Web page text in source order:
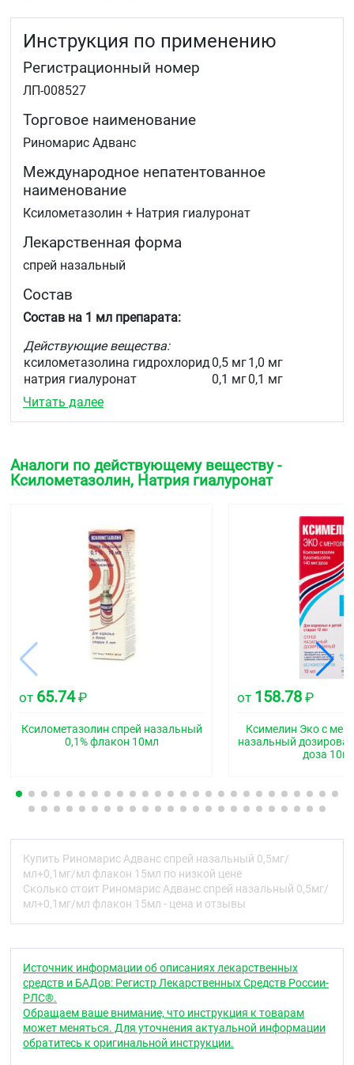
Инструкция по применению
Регистрационный номер
ЛП-008527
Торговое наименование
Риномарис Адванс
Международное непатентованное
наименование
Ксилометазолин + Натрия гиалуронат
Лекарственная форма
спрей назальный
Состав
Состав на 1 мл препарата:
Действующие вещества:
ксилометазолина гидрохлорид0,5 мг1,0 мг
натрия гиалуронат
0,1 мг0,1 мг
Вспомогательные вещества:
очищенная, калия дигидрофосфат, вода
очищенная.
Прозрачный бесцветный раствор.
Противоконгестивное средство - альфа-
адреномиметик
Фармакологические свойства
Фармакодинамика
Ксилометазолин
сосудосуживающих средств (деконгестантов) с
альфа-адреномиметической активностью,
оболочки носа, устраняя, таким образом, отёк и
гиперемию слизистой оболочки полости носа,
восстанавливает проходимость носовых ходов и
Натрия гиалуронат поддерживает влажность
создаёт оптимальные условия для процесса её
заживления.
Действие препарата наступает через несколько
минут после применения и продолжается до 10
часов.
Ксилометазолин
Не имеется доступных данных о
фармакокинетических испытаниях при
применении у людей.
При местном применении практически не
Читать далее
Аналоги по действующему веществу -
Ксилометазолин, Натрия гиалуронат
от 65.74₽
Ксилометазолин спрей назальный
0,1% флакон 10мл
от 158.78 ₽
Ксимелин Эко с
назальный
доза
Купить Риномарис Адванс спрей назальный 0,5мг/
мл+0,1мг/мл флакон 15мл по низкой цене
Сколько стоит Риномарис Адванс спрей назальный 0,5мг/
мл+0,1мг/мл флакон 15мл - цена и отзывы
Источник информации об описаниях лекарственных
средств и БАДов: Регистр Лекарственных Средств России-
РЛС®.
Обращаем ваше внимание, что инструкция к товарам
может меняться. Для уточнения актуальной информации
обратитесь к оригинальной инструкции.